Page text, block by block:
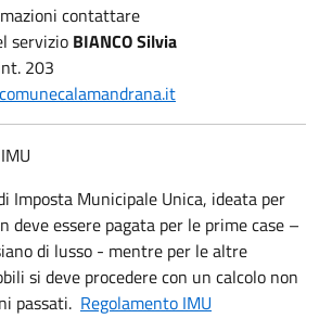
contattare
servizio BIANCO Silvia
203
Imposta Municipale Unica, ideata per
deve essere pagata per le prime case –
di lusso - mentre per le altre
si deve procedere con un calcolo non
passati. Regolamento IMU